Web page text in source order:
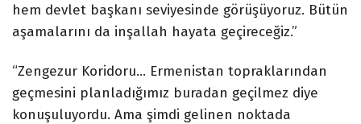
hem devlet başkanı seviyesinde görüşüyoruz. Bütün
aşamalarını da inşallah hayata geçireceğiz.”
“Zengezur Koridoru… Ermenistan topraklarından
geçmesini planladığımız buradan geçilmez diye
konuşuluyordu. Ama şimdi gelinen noktada